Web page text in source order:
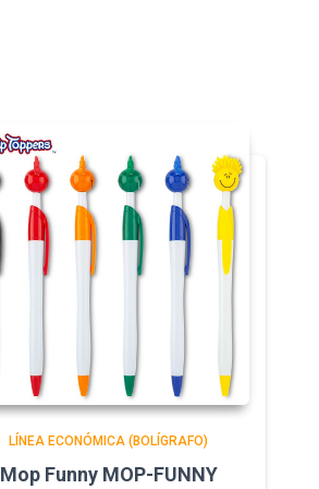
LÍNEA ECONÓMICA (BOLÍGRAFO)
Mop Funny MOP-FUNNY